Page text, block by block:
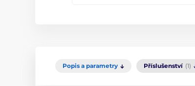
Popis a parametry Příslušenství (1)